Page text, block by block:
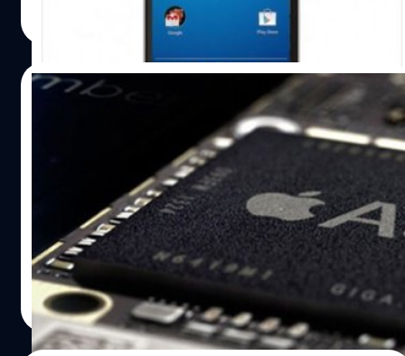
08/03/2014
ลือรายวัน! แอปเปิ้ลเตรียมใช้ชิป A8 Quad-
Core ใน iPhone 6
ช่วงนี้เป็นช่วงที่มีข่าวลือของ iPhone 6 โหมกระหน่ำโซเชียล
เน็ตเวิร์กอย่างต่อเนื่อง ล่าสุดมีการรายงานว่าแอปเปิ้ลได้สั่ง
การให้ TSMC (Taiwan Semiconductor Manufacturing Co)
ซึ่งเป็นโรงงานผลิตชิ้นส่วนประกอบอุปกรณ์อิเล็คทรอนิกส์ เริ่ม
ผลิตชิ้นส่วนชิป A8 ที่คาดว่าจะนำมาสำหรับใช้กับ iPhone 6
แล้วตั้งแต่เดือนกุมภาพันธ์ที่ผ่านมา ทั้งนี้ ข่าวดังกล่าวยังไม่ได้
รับการยืนยันอย่างเป็นทางการจาก แอปเปิ้ล หรือ TMSC แต่
อย่างใด ที่มา : modmyi | iphones.ru
ณัฐพันธ์ ส่งวิรุฬห์ | 4535 days ago
Read More